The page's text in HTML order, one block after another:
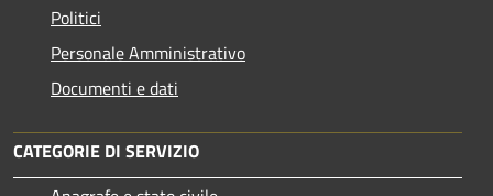
Politici
Personale Amministrativo
Documenti e dati
CATEGORIE DI SERVIZIO